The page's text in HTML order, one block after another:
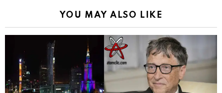
YOU MAY ALSO LIKE